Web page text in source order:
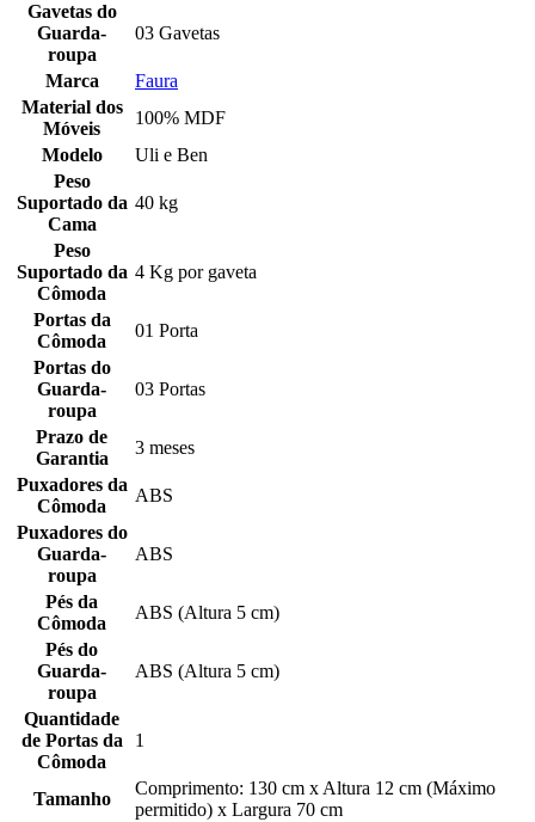
Gavetas do
Guarda-
roupa
03 Gavetas
Marca
Faura
Material dos
Móveis
100% MDF
Modelo
Uli e Ben
Peso
Suportado da
Cama
40 kg
Peso
Suportado da
Cômoda
4 Kg por gaveta
Portas da
Cômoda
01 Porta
Portas do
Guarda-
roupa
03 Portas
Prazo de
Garantia
3 meses
Puxadores da
Cômoda
ABS
Puxadores do
Guarda-
roupa
ABS
Pés da
Cômoda
ABS (Altura 5 cm)
Pés do
Guarda-
roupa
ABS (Altura 5 cm)
Quantidade
de Portas da
Cômoda
1
Tamanho
Comprimento: 130 cm x Altura 12 cm (Máximo
permitido) x Largura 70 cm